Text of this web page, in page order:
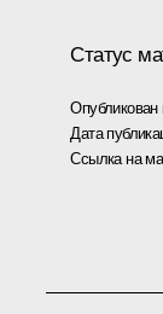
Статус
Опубликован
Дата
Ссылка на